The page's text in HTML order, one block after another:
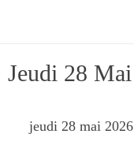
Jeudi 28 Mai
jeudi 28 mai 2026